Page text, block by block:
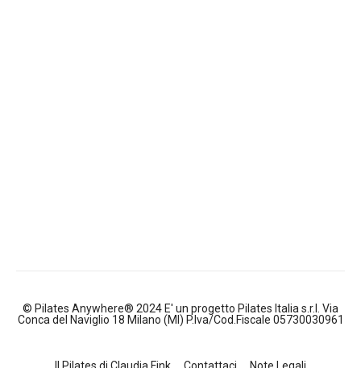
© Pilates Anywhere® 2024 E' un progetto Pilates Italia s.r.l. Via
Conca del Naviglio 18 Milano (MI) P.Iva/Cod.Fiscale 05730030961